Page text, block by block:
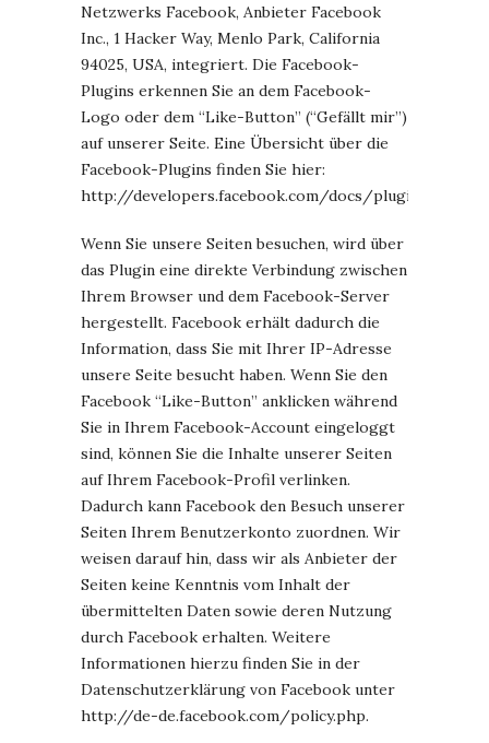
Netzwerks Facebook, Anbieter Facebook
Inc., 1 Hacker Way, Menlo Park, California
94025, USA, integriert. Die Facebook-
Plugins erkennen Sie an dem Facebook-
Logo oder dem “Like-Button” (“Gefällt mir”)
auf unserer Seite. Eine Übersicht über die
Facebook-Plugins finden Sie hier:
http://developers.facebook.com/docs/plugins/.
Wenn Sie unsere Seiten besuchen, wird über
das Plugin eine direkte Verbindung zwischen
Ihrem Browser und dem Facebook-Server
hergestellt. Facebook erhält dadurch die
Information, dass Sie mit Ihrer IP-Adresse
unsere Seite besucht haben. Wenn Sie den
Facebook “Like-Button” anklicken während
Sie in Ihrem Facebook-Account eingeloggt
sind, können Sie die Inhalte unserer Seiten
auf Ihrem Facebook-Profil verlinken.
Dadurch kann Facebook den Besuch unserer
Seiten Ihrem Benutzerkonto zuordnen. Wir
weisen darauf hin, dass wir als Anbieter der
Seiten keine Kenntnis vom Inhalt der
übermittelten Daten sowie deren Nutzung
durch Facebook erhalten. Weitere
Informationen hierzu finden Sie in der
Datenschutzerklärung von Facebook unter
http://de-de.facebook.com/policy.php.